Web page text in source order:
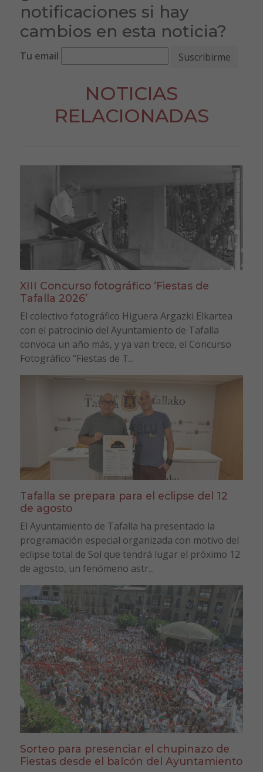
notificaciones si hay
cambios en esta noticia?
Tu email
NOTICIAS
RELACIONADAS
XIII Concurso fotográfico ‘Fiestas de
Tafalla 2026’
El colectivo fotográfico Higuera Argazki Elkartea
con el patrocinio del Ayuntamiento de Tafalla
convoca un año más, y ya van trece, el Concurso
Fotográfico “Fiestas de T...
Tafalla se prepara para el eclipse del 12
de agosto
El Ayuntamiento de Tafalla ha presentado la
programación especial organizada con motivo del
eclipse total de Sol que tendrá lugar el próximo 12
de agosto, un fenómeno astr...
Sorteo para presenciar el chupinazo de
Fiestas desde el balcón del Ayuntamiento